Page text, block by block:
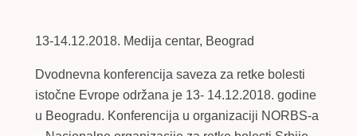
13-14.12.2018. Medija centar, Beograd
Dvodnevna konferencija saveza za retke bolesti
istočne Evrope održana je 13- 14.12.2018. godine
u Beogradu. Konferencija u organizaciji NORBS-a